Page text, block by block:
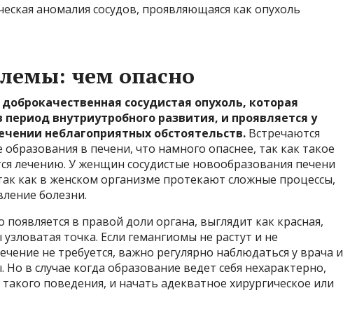
аномалия сосудов, проявляющаяся как опухоль
чем опасно
сосудистая опухоль, которая
период внутриутробного развития, и проявляется у
неблагоприятных обстоятельств. Встречаются
в печени, что намного опаснее, так как такое
лечению. У женщин сосудистые новообразования печени
как в женском организме протекают сложные процессы,
болезни.
в правой доли органа, выглядит как красная,
точка. Если гемангиомы не растут и не
не требуется, важно регулярно наблюдаться у врача и
в случае когда образование ведет себя нехарактерно,
поведения, и начать адекватное хирургическое или